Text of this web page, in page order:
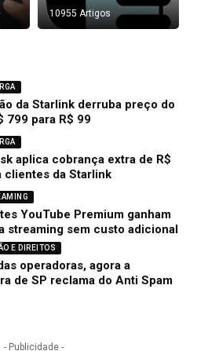
10955 Artigos
da Starlink derruba preço do
799 para R$ 99
aplica cobrança extra de R$
clientes da Starlink
YouTube Premium ganham
streaming sem custo adicional
E DIREITOS
operadoras, agora a
de SP reclama do Anti Spam
- Publicidade -